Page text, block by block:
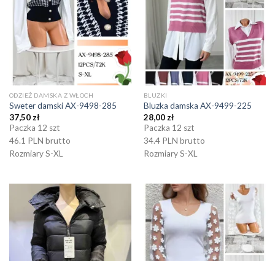
ODZIEŻ DAMSKA Z WŁOCH
Sweter damski AX-9498-285
37,50 zł
Paczka 12 szt
46.1 PLN brutto
Rozmiary S-XL
BLUZKI
Bluzka damska AX-9499-225
28,00 zł
Paczka 12 szt
34.4 PLN brutto
Rozmiary S-XL